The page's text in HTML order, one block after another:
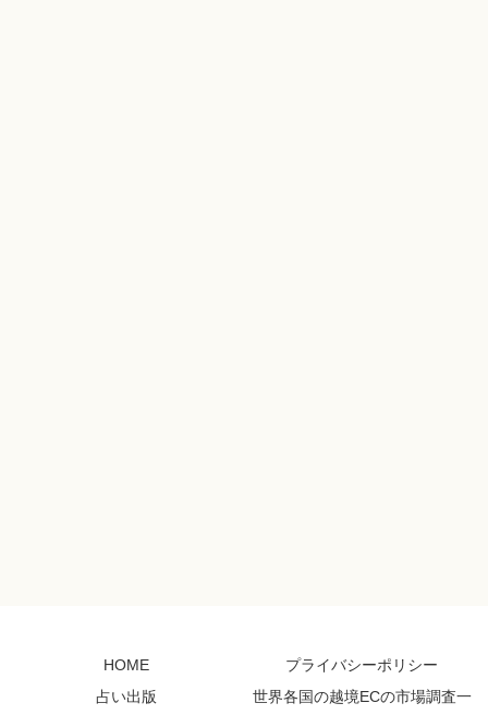
HOME
プライバシーポリシー
占い出版
世界各国の越境ECの市場調査一